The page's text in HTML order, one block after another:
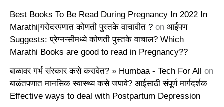
Best Books To Be Read During Pregnancy In 2022 In
Marathi|गरोदरपणात कोणती पुस्तके वाचावीत ? on आईपण
Suggests: प्रेग्नन्सीमध्ये कोणती पुस्तके वाचाल? Which
Marathi Books are good to read in Pregnancy??
बाळावर गर्भ संस्कार कसे करावेत? » Humbaa - Tech For All on
बाळंतपणात मानसिक स्वास्थ्य कसे जपावे? आईसाठी संपूर्ण मार्गदर्शक
Effective ways to deal with Postpartum Depression